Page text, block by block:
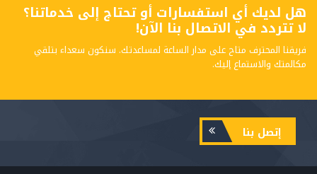
هل لديك أي استفسارات أو تحتاج إلى خدماتنا؟
لا تتردد في الاتصال بنا الآن!
فريقنا المحترف متاح على مدار الساعة لمساعدتك. سنكون سعداء بتلقي
مكالمتك والاستماع إليك.
إتصل بنا